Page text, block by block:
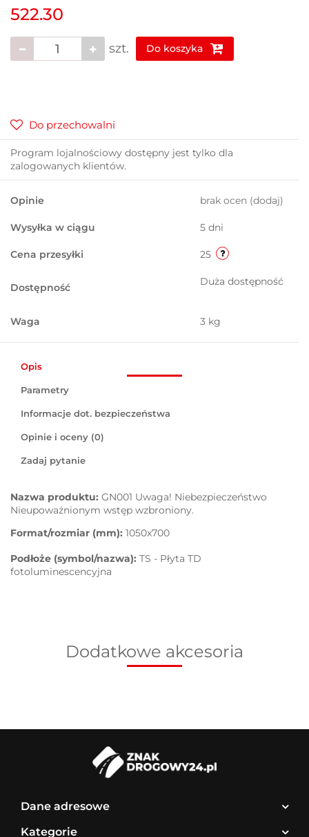
522.30
szt. Do koszyka
Do przechowalni
Program lojalnościowy dostępny jest tylko dla
zalogowanych klientów.
Opinie brak ocen (dodaj)
Wysyłka w ciągu 5 dni
Cena przesyłki 25
Dostępność Duża dostępność
Waga 3 kg
Opis
Parametry
Informacje dot. bezpieczeństwa
Opinie i oceny (0)
Zadaj pytanie
Nazwa produktu: GN001 Uwaga! Niebezpieczeństwo
Nieupoważnionym wstęp wzbroniony.
Format/rozmiar (mm): 1050x700
Podłoże (symbol/nazwa): TS - Płyta TD
fotoluminescencyjna
Dodatkowe akcesoria
Dane adresowe
Kategorie